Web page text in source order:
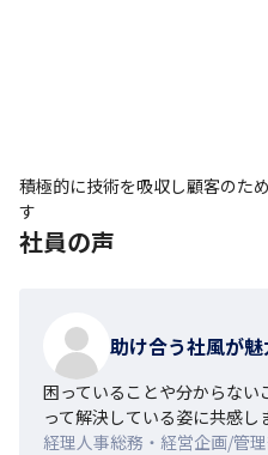
積極的に技術を吸収し顧客のた
す
社員の声
助け合う社風が魅
困っていることや分からな
って解決している姿に共感し
経理人事総務・経営企画/管